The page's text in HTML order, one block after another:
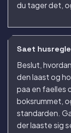
du tager det,
Saet
Beslut,
den laast og
paa en faelles
boksrummet,
standarden.
der laaste sig